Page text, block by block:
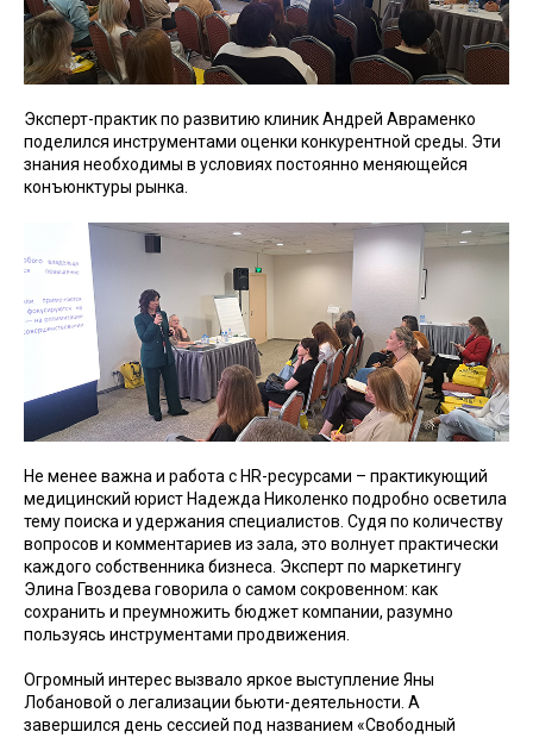
Эксперт-практик по развитию клиник Андрей Авраменко
поделился инструментами оценки конкурентной среды. Эти
знания необходимы в условиях постоянно меняющейся
конъюнктуры рынка.
Не менее важна и работа с HR-ресурсами – практикующий
медицинский юрист Надежда Николенко подробно осветила
тему поиска и удержания специалистов. Судя по количеству
вопросов и комментариев из зала, это волнует практически
каждого собственника бизнеса. Эксперт по маркетингу
Элина Гвоздева говорила о самом сокровенном: как
сохранить и преумножить бюджет компании, разумно
пользуясь инструментами продвижения.
Огромный интерес вызвало яркое выступление Яны
Лобановой о легализации бьюти-деятельности. А
завершился день сессией под названием «Свободный